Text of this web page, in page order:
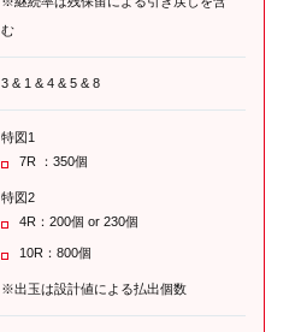
む
3 & 1 & 4 & 5 & 8
特図1
7R ：350個
特図2
4R：200個 or 230個
10R：800個
※出玉は設計値による払出個数